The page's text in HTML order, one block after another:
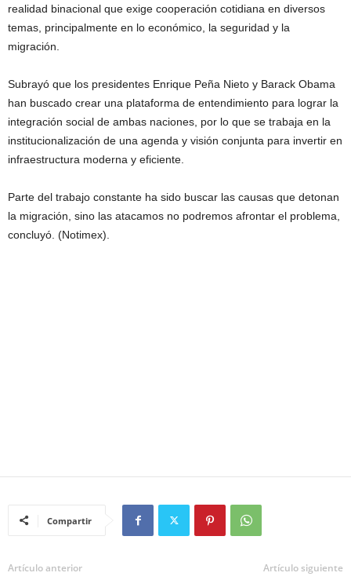
realidad binacional que exige cooperación cotidiana en diversos
temas, principalmente en lo económico, la seguridad y la
migración.
Subrayó que los presidentes Enrique Peña Nieto y Barack Obama
han buscado crear una plataforma de entendimiento para lograr la
integración social de ambas naciones, por lo que se trabaja en la
institucionalización de una agenda y visión conjunta para invertir en
infraestructura moderna y eficiente.
Parte del trabajo constante ha sido buscar las causas que detonan
la migración, sino las atacamos no podremos afrontar el problema,
concluyó. (Notimex).
Compartir
Artículo anterior Artículo siguiente